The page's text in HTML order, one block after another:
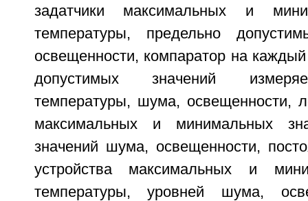
задатчики максимальных и
температуры, предельно
освещенности, компаратор на
допустимых значений
температуры, шума, освещенности,
максимальных и минимальных
значений шума, освещенности,
устройства максимальных и
температуры, уровней шума,